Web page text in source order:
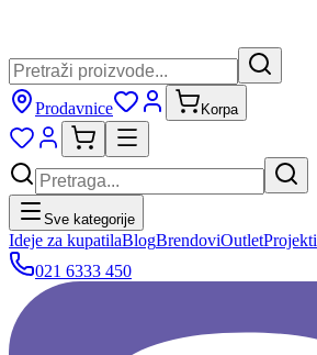
Prodavnice Korpa
Sve kategorije
Ideje za kupatilaBlogBrendoviOutletProjekti
021 6333 450